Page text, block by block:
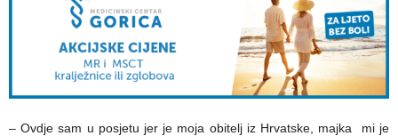
– Ovdje sam u posjetu jer je moja obitelj iz Hrvatske, majka mi je